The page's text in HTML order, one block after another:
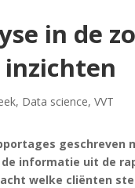
in de
, Data science,VVT
informatie uit de
welke cliënten